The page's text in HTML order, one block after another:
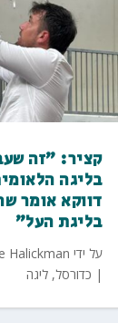
קציר: "זה
בליגה
דווקא אומר
בליגת העל"
על ידי Halickman
| כדורסל,ליגה